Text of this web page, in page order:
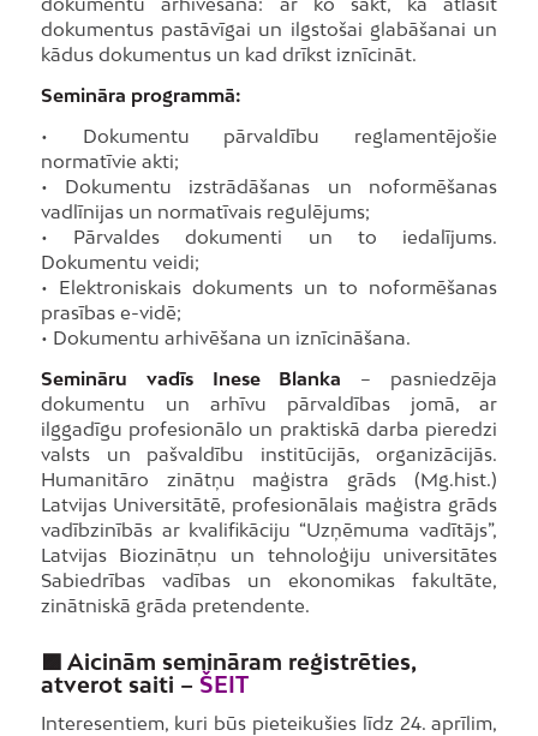
dokumentus pastāvīgai un ilgstošai glabāšanai un
kādus dokumentus un kad drīkst iznīcināt.
Semināra programmā:
• Dokumentu pārvaldību reglamentējošie
normatīvie akti;
• Dokumentu izstrādāšanas un noformēšanas
vadlīnijas un normatīvais regulējums;
• Pārvaldes dokumenti un to iedalījums.
Dokumentu veidi;
• Elektroniskais dokuments un to noformēšanas
prasības e-vidē;
• Dokumentu arhivēšana un iznīcināšana.
Semināru vadīs Inese Blanka – pasniedzēja
dokumentu un arhīvu pārvaldības jomā, ar
ilggadīgu profesionālo un praktiskā darba pieredzi
valsts un pašvaldību institūcijās, organizācijās.
Humanitāro zinātņu maģistra grāds (Mg.hist.)
Latvijas Universitātē, profesionālais maģistra grāds
vadībzinībās ar kvalifikāciju “Uzņēmuma vadītājs”,
Latvijas Biozinātņu un tehnoloģiju universitātes
Sabiedrības vadības un ekonomikas fakultāte,
zinātniskā grāda pretendente.
🟪 Aicinām semināram reģistrēties,
atverot saiti – ŠEIT
Interesentiem, kuri būs pieteikušies līdz 24. aprīlim,